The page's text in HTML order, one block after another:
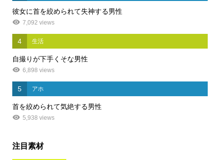
彼女に首を絞められて失神する男性
7,092 views
4 生活
自撮りが下手くそな男性
6,898 views
5 アホ
首を絞められて気絶する男性
5,938 views
注目素材